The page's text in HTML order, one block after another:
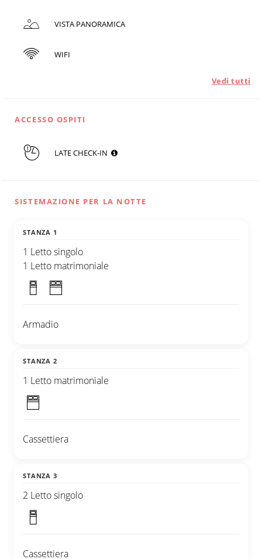
VISTA PANORAMICA
WIFI
Vedi tutti
ACCESSO OSPITI
LATE CHECK-IN
SISTEMAZIONE PER LA NOTTE
STANZA 1
1 Letto singolo
1 Letto matrimoniale
Armadio
STANZA 2
1 Letto matrimoniale
Cassettiera
STANZA 3
2 Letto singolo
Cassettiera